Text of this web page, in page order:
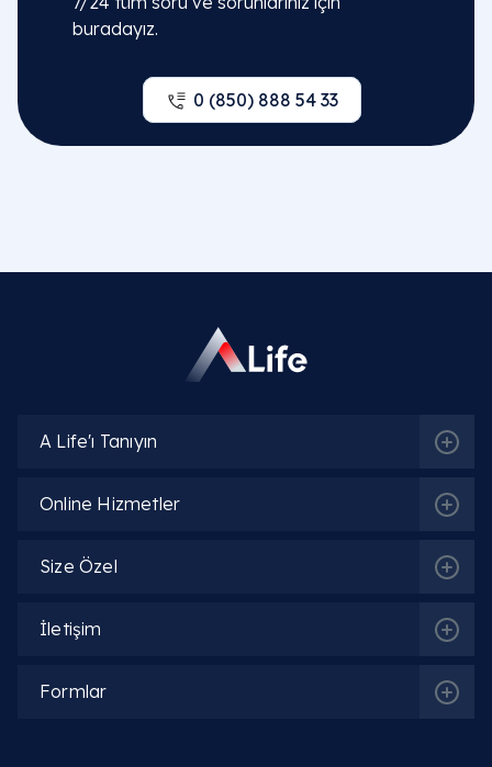
buradayız.
0 (850) 888 54 33
A Life'ı Tanıyın
Online Hizmetler
Size Özel
İletişim
Formlar